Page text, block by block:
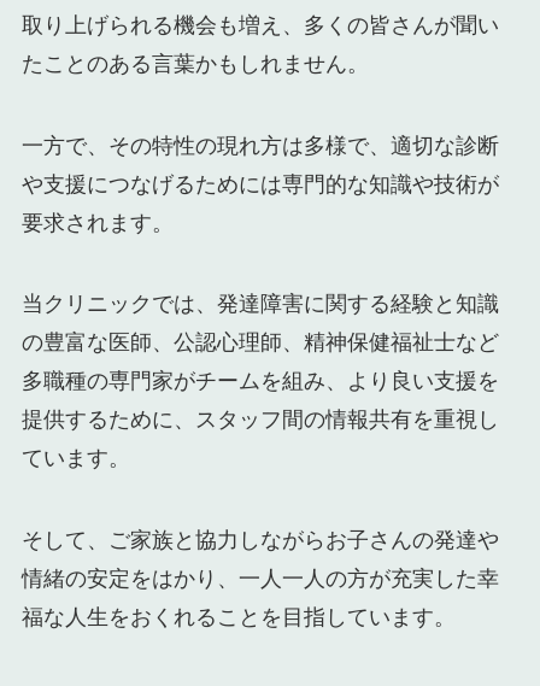
取り上げられる機会も増え、多くの皆さんが聞い
たことのある言葉かもしれません。
一方で、その特性の現れ方は多様で、適切な診断
や支援につなげるためには専門的な知識や技術が
要求されます。
当クリニックでは、発達障害に関する経験と知識
の豊富な医師、公認心理師、精神保健福祉士など
多職種の専門家がチームを組み、より良い支援を
提供するために、スタッフ間の情報共有を重視し
ています。
そして、ご家族と協力しながらお子さんの発達や
情緒の安定をはかり、一人一人の方が充実した幸
福な人生をおくれることを目指しています。